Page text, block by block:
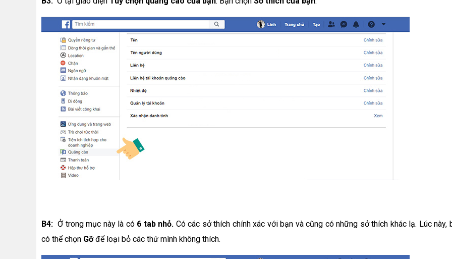
B4: Ở trong mục này là có 6 tab nhỏ. Có các sở thích chính xác với bạn và cũng có những sở thích khác lạ. Lúc này,
có thể chọn Gỡđể loại bỏ các thứ mình không thích.